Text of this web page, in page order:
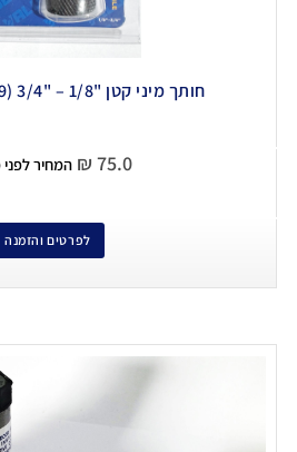
חותך מיני קטן "1/8 – "3/4 (VALUE VTC-19)
₪ 75.0 המחיר
לפרטים והזמנה